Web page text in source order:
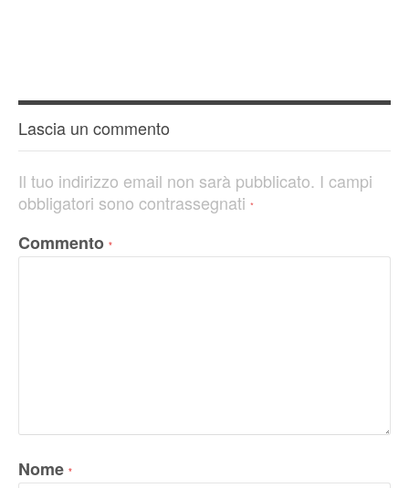
Lascia un commento
Il tuo indirizzo email non sarà pubblicato. I campi
obbligatori sono contrassegnati *
Commento *
Nome *